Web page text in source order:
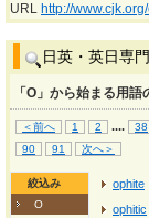
URL http://
日英・英日専
「O」から始まる用語
＜前へ 1 2 .... 38
90 91 次へ＞
絞込み
O
ophite
ophitic